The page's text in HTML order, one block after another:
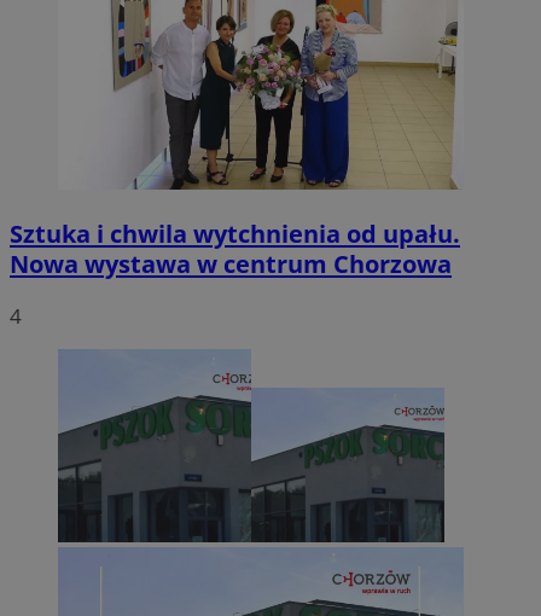
Sztuka i chwila wytchnienia od upału.
Nowa wystawa w centrum Chorzowa
4